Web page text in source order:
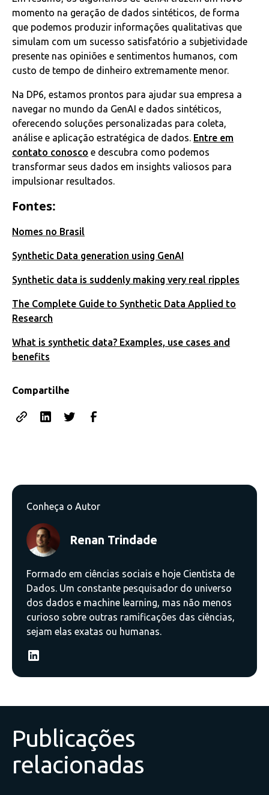
momento na geração de dados sintéticos, de forma
que podemos produzir informações qualitativas que
simulam com um sucesso satisfatório a subjetividade
presente nas opiniões e sentimentos humanos, com
custo de tempo de dinheiro extremamente menor.
Na DP6, estamos prontos para ajudar sua empresa a
navegar no mundo da GenAI e dados sintéticos,
oferecendo soluções personalizadas para coleta,
análise e aplicação estratégica de dados. Entre em
contato conosco e descubra como podemos
transformar seus dados em insights valiosos para
impulsionar resultados.
Fontes:
Nomes no Brasil
Synthetic Data generation using GenAI
Synthetic data is suddenly making very real ripples
The Complete Guide to Synthetic Data Applied to
Research
What is synthetic data? Examples, use cases and
benefits
Compartilhe
Conheça o Autor
Renan Trindade
Formado em ciências sociais e hoje Cientista de
Dados. Um constante pesquisador do universo
dos dados e machine learning, mas não menos
curioso sobre outras ramificações das ciências,
sejam elas exatas ou humanas.
Publicações
relacionadas